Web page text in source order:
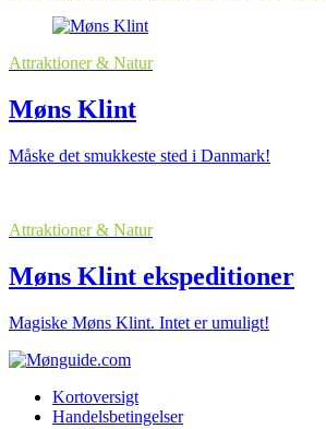
Attraktioner & Natur
Møns Klint
Måske det smukkeste sted i Danmark!
Attraktioner & Natur
Møns Klint ekspeditioner
Magiske Møns Klint. Intet er umuligt!
Kortoversigt
Handelsbetingelser